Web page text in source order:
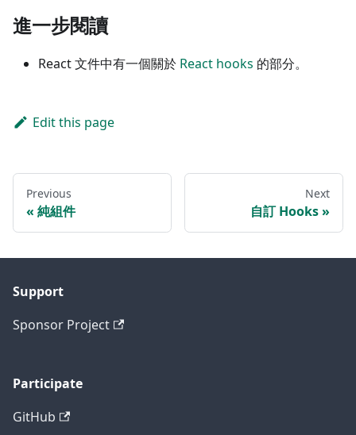
進一步閱讀
React 文件中有一個關於 React hooks 的部分。
Edit this page
Previous
純組件
Next
自訂 Hooks
Support
Sponsor Project
Participate
GitHub